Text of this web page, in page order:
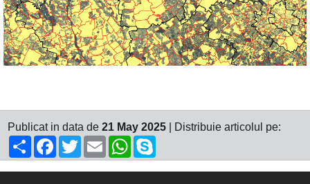
Publicat in data de 21 May 2025 | Distribuie articolul pe:
ShareFacebook
TwitterEmailWhatsApp